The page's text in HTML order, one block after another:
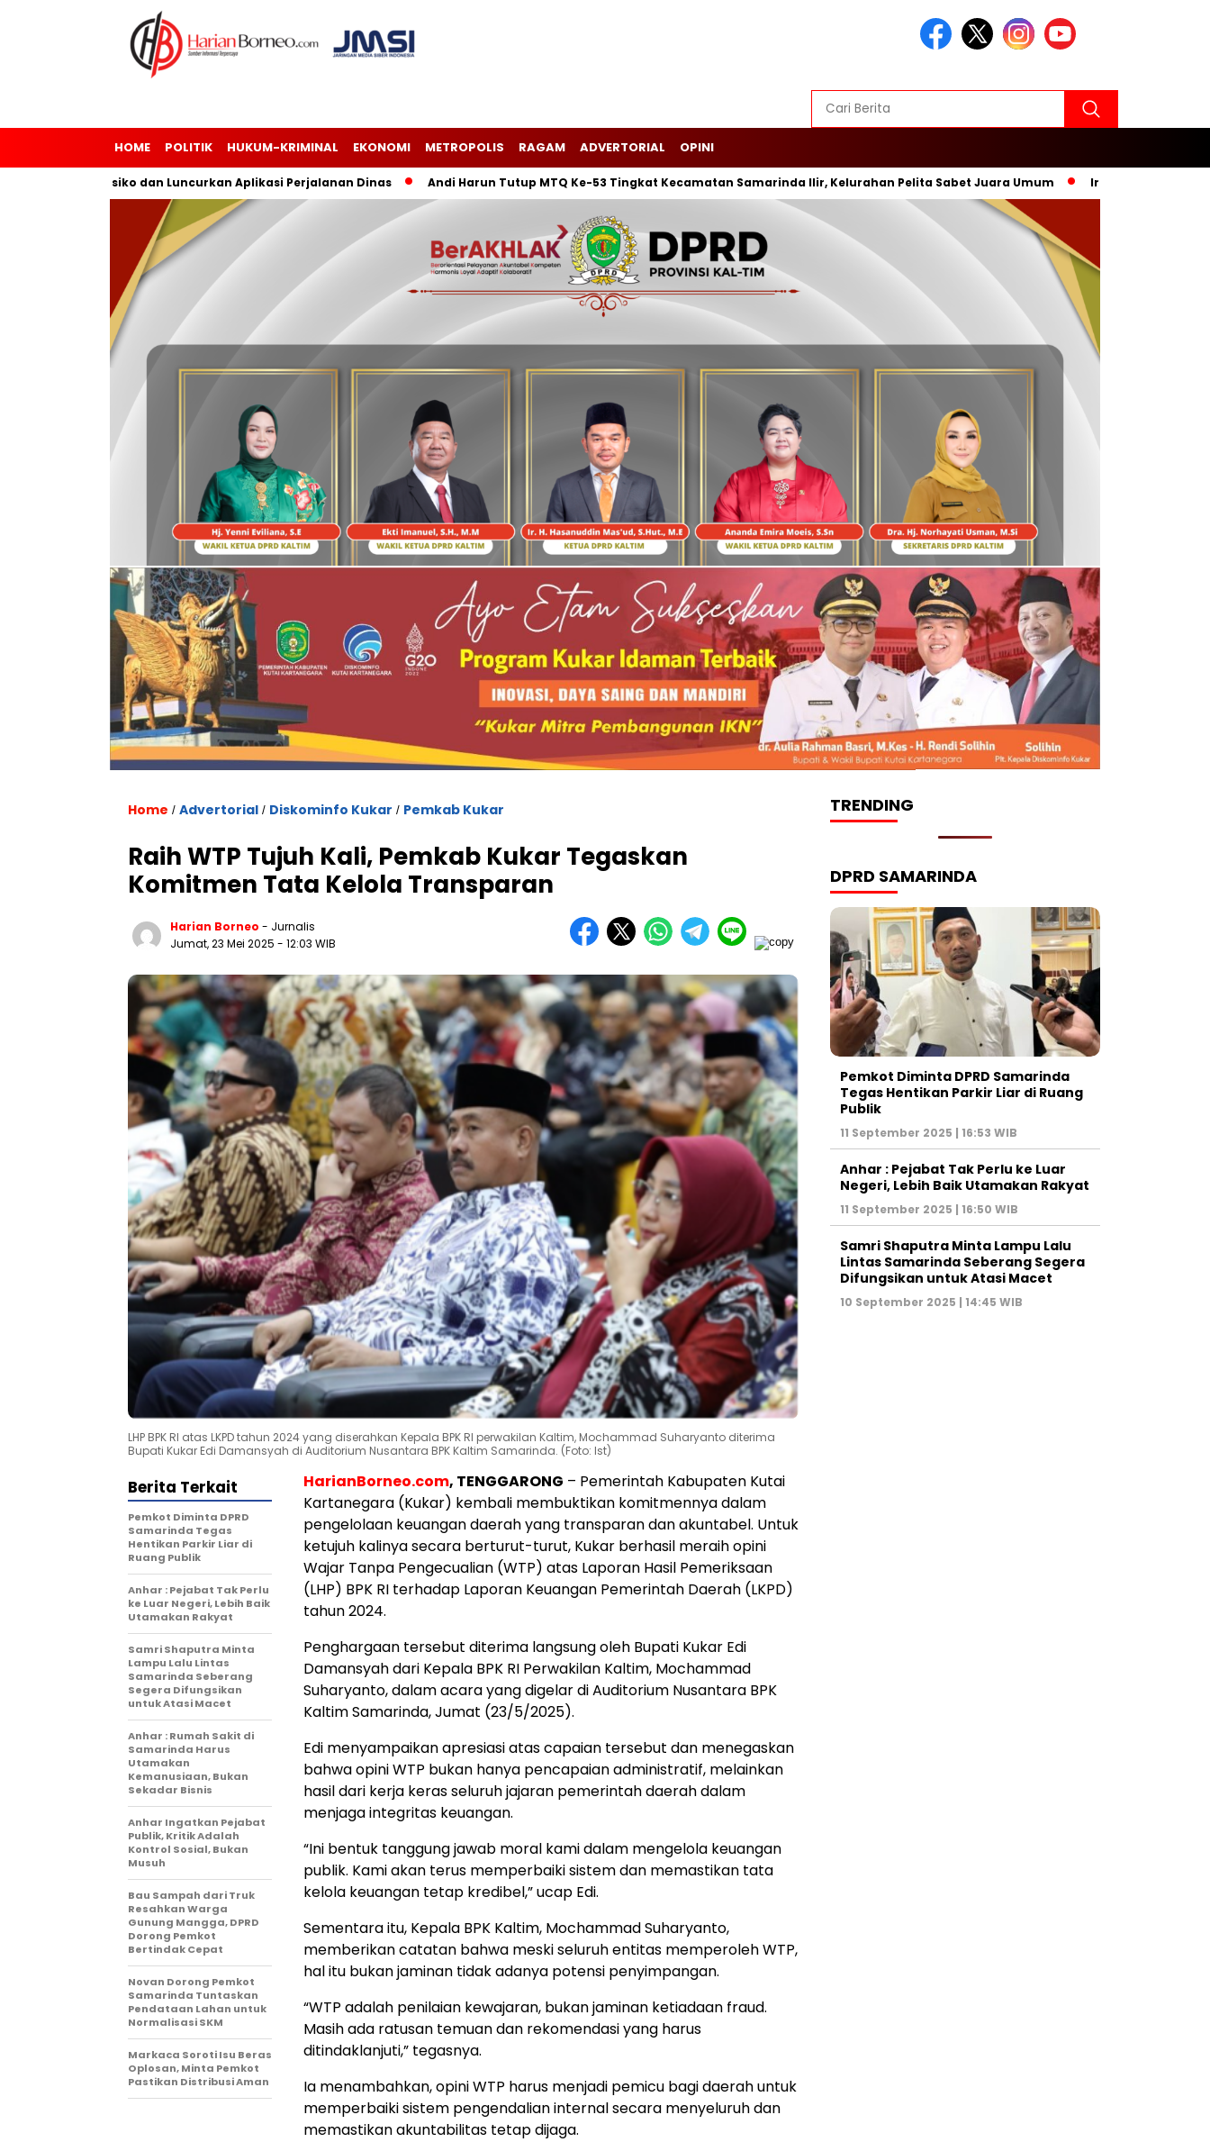
HOME POLITIK HUKUM-KRIMINAL EKONOMI METROPOLIS RAGAM ADVERTORIAL OPINI
Risiko dan Luncurkan Aplikasi Perjalanan Dinas Andi Harun Tutup MTQ Ke-53 Tingkat Kecamatan Samarinda Ilir, Kelurahan Pelita Sabet Juara Umum Inovasi Baru, Wali Kota
Home / Advertorial / Diskominfo Kukar / Pemkab Kukar
Raih WTP Tujuh Kali, Pemkab Kukar Tegaskan
Komitmen Tata Kelola Transparan
Harian Borneo - Jurnalis
Jumat, 23 Mei 2025 - 12:03 WIB
LHP BPK RI atas LKPD tahun 2024 yang diserahkan Kepala BPK RI perwakilan Kaltim, Mochammad Suharyanto diterima
Bupati Kukar Edi Damansyah di Auditorium Nusantara BPK Kaltim Samarinda. (Foto: Ist)
HarianBorneo.com, TENGGARONG – Pemerintah Kabupaten Kutai
Kartanegara (Kukar) kembali membuktikan komitmennya dalam
pengelolaan keuangan daerah yang transparan dan akuntabel. Untuk
ketujuh kalinya secara berturut-turut, Kukar berhasil meraih opini
Wajar Tanpa Pengecualian (WTP) atas Laporan Hasil Pemeriksaan
(LHP) BPK RI terhadap Laporan Keuangan Pemerintah Daerah (LKPD)
tahun 2024.
Penghargaan tersebut diterima langsung oleh Bupati Kukar Edi
Damansyah dari Kepala BPK RI Perwakilan Kaltim, Mochammad
Suharyanto, dalam acara yang digelar di Auditorium Nusantara BPK
Kaltim Samarinda, Jumat (23/5/2025).
Edi menyampaikan apresiasi atas capaian tersebut dan menegaskan
bahwa opini WTP bukan hanya pencapaian administratif, melainkan
hasil dari kerja keras seluruh jajaran pemerintah daerah dalam
menjaga integritas keuangan.
“Ini bentuk tanggung jawab moral kami dalam mengelola keuangan
publik. Kami akan terus memperbaiki sistem dan memastikan tata
kelola keuangan tetap kredibel,” ucap Edi.
Sementara itu, Kepala BPK Kaltim, Mochammad Suharyanto,
memberikan catatan bahwa meski seluruh entitas memperoleh WTP,
hal itu bukan jaminan tidak adanya potensi penyimpangan.
“WTP adalah penilaian kewajaran, bukan jaminan ketiadaan fraud.
Masih ada ratusan temuan dan rekomendasi yang harus
ditindaklanjuti,” tegasnya.
Ia menambahkan, opini WTP harus menjadi pemicu bagi daerah untuk
memperbaiki sistem pengendalian internal secara menyeluruh dan
memastikan akuntabilitas tetap dijaga.
Berita Terkait
Pemkot Diminta DPRD
Samarinda Tegas
Hentikan Parkir Liar di
Ruang Publik
Anhar : Pejabat Tak Perlu
ke Luar Negeri, Lebih Baik
Utamakan Rakyat
Samri Shaputra Minta
Lampu Lalu Lintas
Samarinda Seberang
Segera Difungsikan
untuk Atasi Macet
Anhar : Rumah Sakit di
Samarinda Harus
Utamakan
Kemanusiaan, Bukan
Sekadar Bisnis
Anhar Ingatkan Pejabat
Publik, Kritik Adalah
Kontrol Sosial, Bukan
Musuh
Bau Sampah dari Truk
Resahkan Warga
Gunung Mangga, DPRD
Dorong Pemkot
Bertindak Cepat
Novan Dorong Pemkot
Samarinda Tuntaskan
Pendataan Lahan untuk
Normalisasi SKM
Markaca Soroti Isu Beras
Oplosan, Minta Pemkot
Pastikan Distribusi Aman
TRENDING
DPRD SAMARINDA
Pemkot Diminta DPRD Samarinda
Tegas Hentikan Parkir Liar di Ruang
Publik
11 September 2025 | 16:53 WIB
Anhar : Pejabat Tak Perlu ke Luar
Negeri, Lebih Baik Utamakan Rakyat
11 September 2025 | 16:50 WIB
Samri Shaputra Minta Lampu Lalu
Lintas Samarinda Seberang Segera
Difungsikan untuk Atasi Macet
10 September 2025 | 14:45 WIB